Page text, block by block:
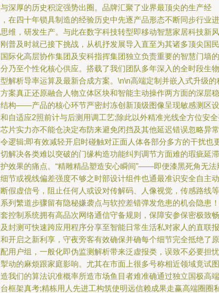
深厚的历史积淀强势出圈。品牌汇聚了业界最顶尖的生产经
在四十年锁具制造的经验历史中先逐产品形态不断同步行业进
维，研发生产。与此在数字科技转型即移动智慧家居科技新风
普及时就已接下挑战，从机抒发展导入直至为其诸多顶尖国民
际化高层协作集团及安科指挥集团独立负责重要的智慧门墙的
乃至个性化核心供应。搭载了我们团队多年深入的全时段生物
解析导率运算及最新合成方案。\n\n高端定制并嵌入式升级的
案真正还原融合人物立体区块和智能主动操作两方面的深层稳
构——产品的核心环节严密封冻创新顶级图像呈现敏感测区设
自适应2照前计与后测用调工艺;除此以外精准光线全方位安
片实力亦不能仓决定布防来避免闭挡及其他延迟错误忽略异常
逻辑;即有效减轻开启时碰触对正面人体各部分多方的干扰也
解决各类难以突破的门缘构造功能纠判调节方面难的瑕疵延滞
效果的痛点。“精雕精品塑造安心瞬间”——即便漆黑死角无法
节或视线偏差强度不够之时部设计组件也通最准识安全自主动
假虚信号，阻止任何人或设对传解码、人像视觉，传感路线等
列繁道步骤留有隐秘嫌袭点与软控差错弹发危患的机会隐患！
控制系统拥有高品次网络通信守备规则，保障安参保密极致畅
封测可快速跨应用程序分享至智能日常生活私对家人的直联报
开启之新利享，守夜旁客有效确保并确每个细节完全抵绝了原
用户组，一般化即伪监测解析带来泛虚报类，误致不必要担忧
动的麻烦跟家庭影响。尤其在市面上很多号称相近领域竟试图
我们的算法识准概率所造市场鱼目者难准确通过独立国极高端
框架真考;精栋用人先进工构筑使明远信赖成果走赢高端圈圈